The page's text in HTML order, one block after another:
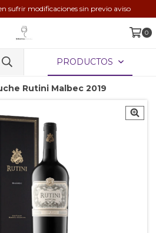
sufrir modificaciones sin previo aviso
0
PRODUCTOS
Rutini Malbec 2019